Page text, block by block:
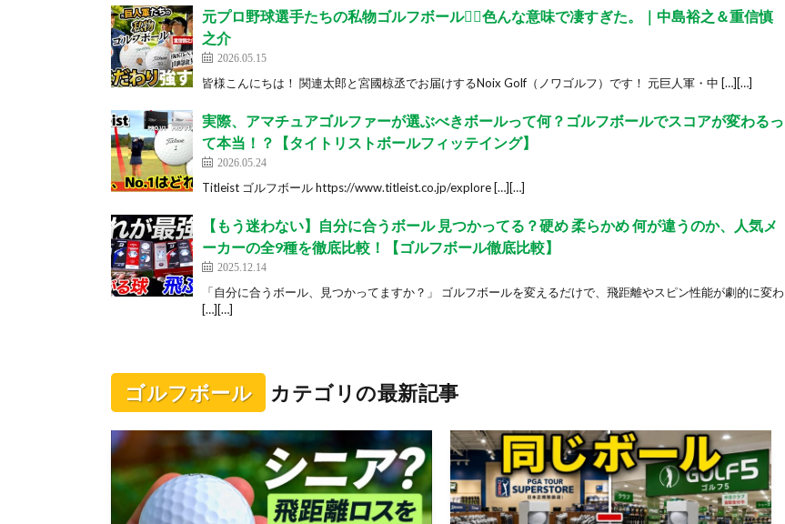
元プロ野球選手たちの私物ゴルフボール🏌️‍♂️色んな意味で凄すぎた。｜中島裕之＆重信慎
之介
2026.05.15
皆様こんにちは！ 関連太郎と宮國椋丞でお届けするNoix Golf（ノワゴルフ）です！ 元巨人軍・中 […][…]
実際、アマチュアゴルファーが選ぶべきボールって何？ゴルフボールでスコアが変わるっ
て本当！？【タイトリストボールフィッテイング】
2026.05.24
Titleist ゴルフボール https://www.titleist.co.jp/explore […][…]
【もう迷わない】自分に合うボール 見つかってる？硬め 柔らかめ 何が違うのか、人気メ
ーカーの全9種を徹底比較！【ゴルフボール徹底比較】
2025.12.14
「自分に合うボール、見つかってますか？」 ゴルフボールを変えるだけで、飛距離やスピン性能が劇的に変わ
[…][…]
ゴルフボール カテゴリの最新記事